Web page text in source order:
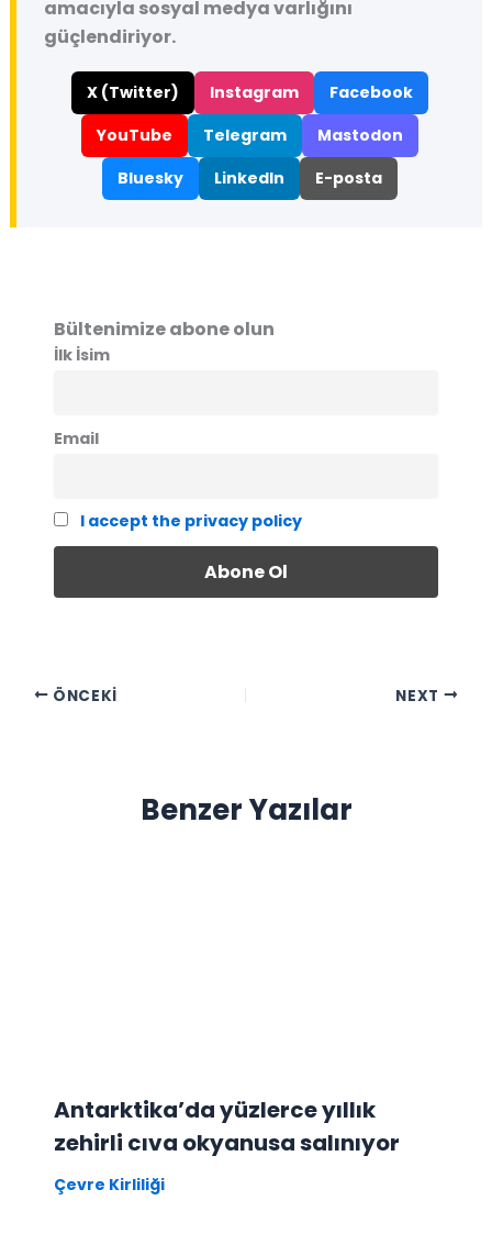
amacıyla sosyal medya varlığını
güçlendiriyor.
X (Twitter) Instagram
Facebook
YouTube
Telegram
Mastodon
Bluesky
LinkedIn E-posta
Bültenimize abone olun
İlk İsim
Email
I accept the privacy policy
ÖNCEKI NEXT
Benzer Yazılar
Antarktika’da yüzlerce yıllık
zehirli cıva okyanusa salınıyor
Çevre Kirliliği